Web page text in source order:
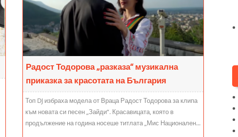
Радост Тодорова „разказа“ музикална
приказка за красотата на България
Топ DJ избраха модела от Враца Радост Тодорова за клипа
към новата си песен „Зайди“. Красавицата, която в
продължение на година носеше титлата „Мис Национален...